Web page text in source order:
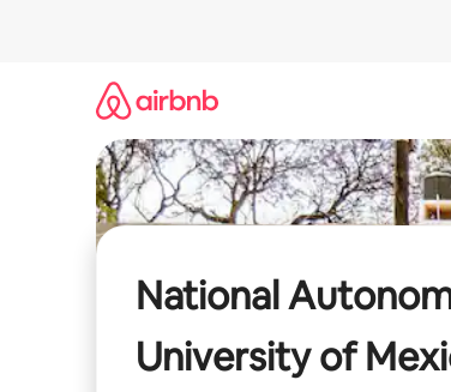
National
University of